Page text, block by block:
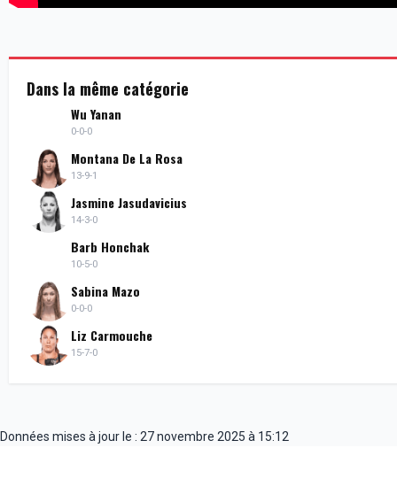
Dans la même catégorie
Wu Yanan
0-0-0
Montana De La Rosa
13-9-1
Jasmine Jasudavicius
14-3-0
Barb Honchak
10-5-0
Sabina Mazo
0-0-0
Liz Carmouche
15-7-0
Données mises à jour le : 27 novembre 2025 à 15:12